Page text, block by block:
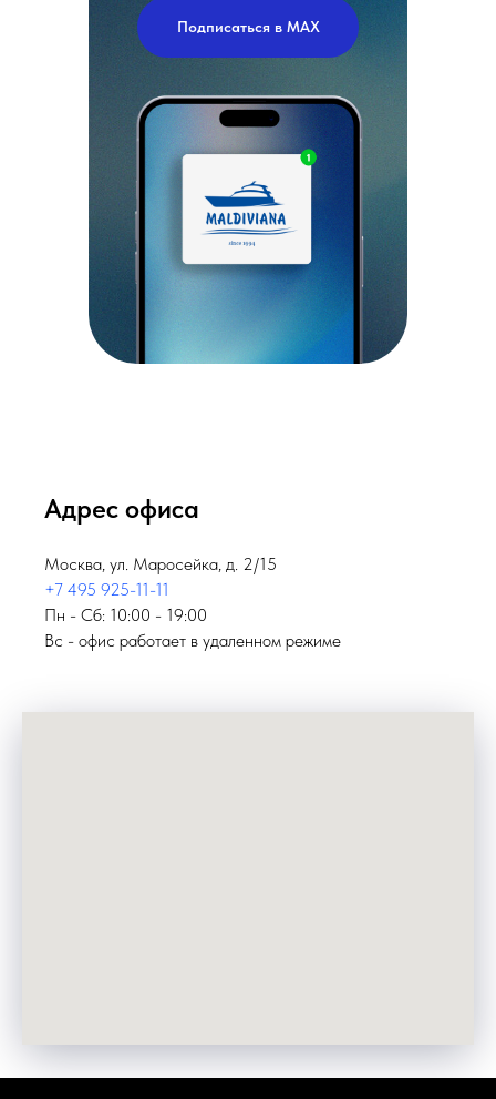
Подписаться в MAX
Адрес офиса
Москва, ул. Маросейка, д. 2/15
+7 495 925-11-11
Пн - Сб: 10:00 - 19:00
Вс - офис работает в удаленном режиме